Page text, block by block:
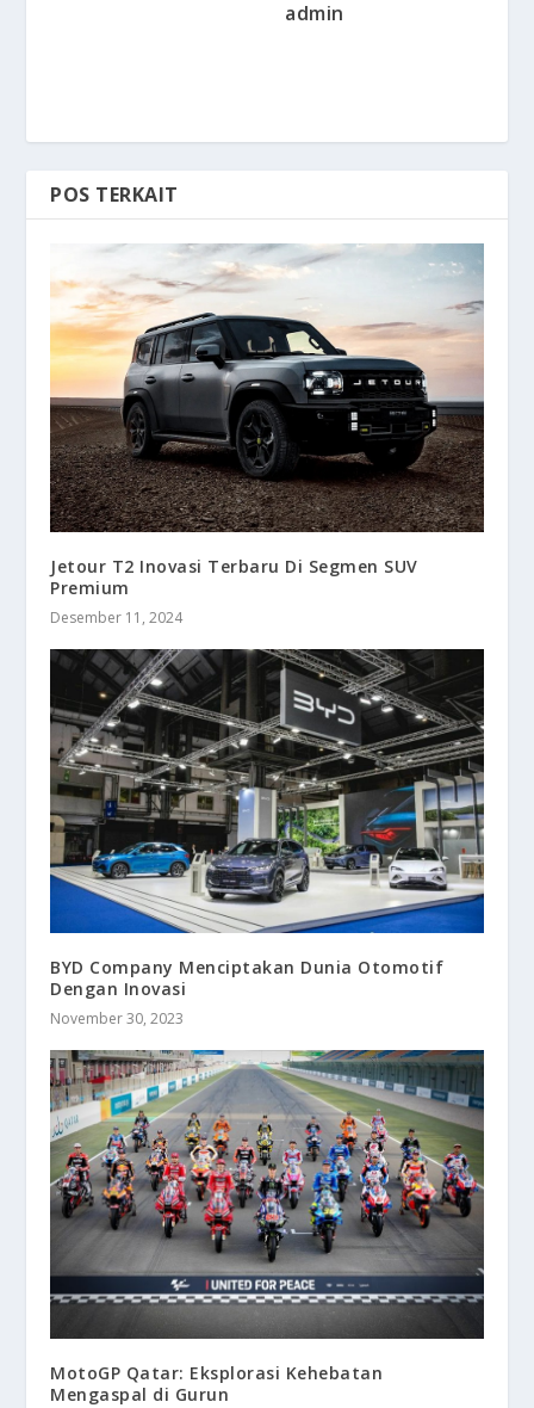
admin
POS TERKAIT
Jetour T2 Inovasi Terbaru Di Segmen SUV
Premium
Desember 11, 2024
BYD Company Menciptakan Dunia Otomotif
Dengan Inovasi
November 30, 2023
MotoGP Qatar: Eksplorasi Kehebatan
Mengaspal di Gurun